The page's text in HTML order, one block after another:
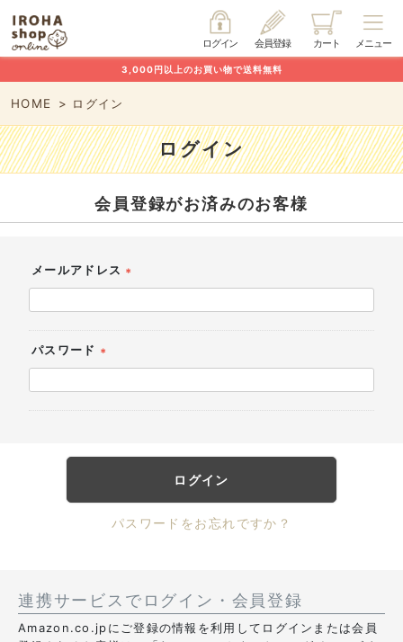
メニュー
カート
会員登録
ログイン
3,000円以上のお買い物で送料無料
HOME ログイン
ログイン
会員登録がお済みのお客様
メールアドレス
(必
須)
パスワード
(必
須)
ログイン
パスワードをお忘れですか？
連携サービスでログイン・会員登録
Amazon.co.jpにご登録の情報を利用してログインまたは会員